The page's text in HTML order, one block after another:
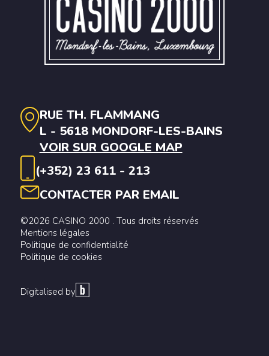
RUE TH. FLAMMANG
L - 5618 MONDORF-LES-BAINS
VOIR SUR GOOGLE MAP
(+352) 23 611 - 213
CONTACTER PAR EMAIL
©2026 CASINO 2000 . Tous droits réservés
Mentions légales
Politique de confidentialité
Politique de cookies
Digitalised by